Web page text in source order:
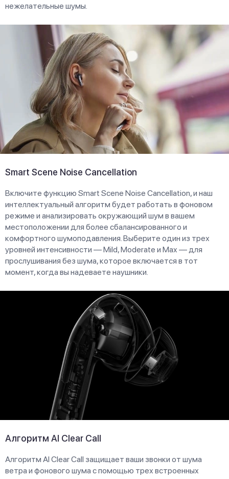
нежелательные шумы.
Smart Scene Noise Cancellation
Включите функцию Smart Scene Noise Cancellation, и наш
интеллектуальный алгоритм будет работать в фоновом
режиме и анализировать окружающий шум в вашем
местоположении для более сбалансированного и
комфортного шумоподавления. Выберите один из трех
уровней интенсивности — Mild, Moderate и Max — для
прослушивания без шума, которое включается в тот
момент, когда вы надеваете наушники.
Алгоритм AI Clear Call
Алгоритм AI Clear Call защищает ваши звонки от шума
ветра и фонового шума с помощью трех встроенных